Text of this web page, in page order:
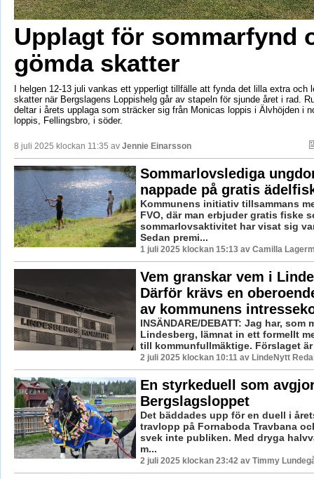
Upplagt för sommarfynd
gömda skatter
I helgen 12-13 juli vankas ett ypperligt tillfälle att fynda det lilla extra och
skatter när Bergslagens Loppishelg går av stapeln för sjunde året i rad.
deltar i årets upplaga som sträcker sig från Monicas loppis i Älvhöjden i
loppis, Fellingsbro, i söder.
8 juli 2025 klockan 11:35 av Jennie Einarsson
Sommarlovslediga
nappade på gratis
Kommunens initiativ tillsammans
FVO, där man erbjuder gratis fiske
sommarlovsaktivitet har visat sig
Sedan premi...
1 juli 2025 klockan 15:13 av Camilla
Vem granskar vem i
Därför krävs en
av kommunens
INSÄNDARE/DEBATT: Jag har, som
Lindesberg, lämnat in ett formellt
till kommunfullmäktige. Förslaget
2 juli 2025 klockan 10:11 av LindeNytt
En styrkeduell som
Bergslagsloppet
Det bäddades upp för en duell i
travlopp på Fornaboda Travbana
svek inte publiken. Med dryga
m...
2 juli 2025 klockan 23:42 av Timmy